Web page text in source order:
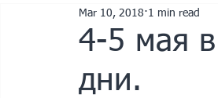
4-5 мая
дни.
Mar 10, 2018 1 min read